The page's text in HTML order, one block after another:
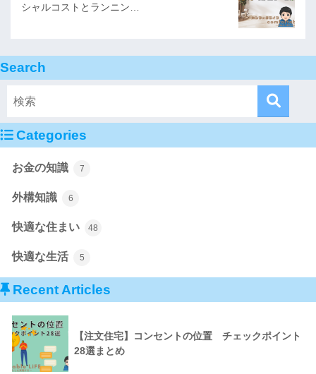
シャルコストとランニン…
Search
Categories
お金の知識 7
外構知識 6
快適な住まい 48
快適な生活 5
Recent Articles
【注文住宅】コンセントの位置 チェックポイント
28選まとめ